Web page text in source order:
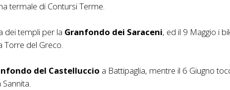
termale di Contursi Terme.
dei templi per la Granfondo dei Saraceni, ed il 9 Maggio i
Torre del Greco.
del Castelluccio a Battipaglia, mentre il 6 Giugno